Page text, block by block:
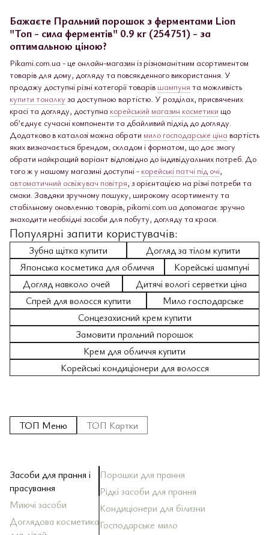
Бажаєте Пральний порошок з ферментами Lion
"Топ - сила ферментів" 0.9 кг (254751) - за
оптимальною ціною?
Pikami.com.ua - це онлайн-магазин із різноманітним асортиментом
товарів для дому, догляду та повсякденного використання. У
продажу доступні різні категорії товарів шампуня та можливість
купити тоналку за доступною вартістю. У розділах, присвячених
красі та догляду, доступна корейський магазин косметики що
об’єднує сучасні компоненти та дбайливий підхід до догляду.
Додатково в каталозі можна обрати мило господарське ціна вартість
яких визначається брендом, складом і форматом, що дає змогу
обрати найкращий варіант відповідно до індивідуальних потреб. До
того ж у нашому магазині доступні - корейські патчі під очі,
автоматичний освіжувач повітря, з орієнтацією на різні потреби та
смаки. Завдяки зручному пошуку, широкому асортименту та
стабільному оновленню товарів, pikami.com.ua допомагає зручно
знаходити необхідні засоби для побуту, догляду та краси.
Популярні запити користувачів:
Зубна щітка купити
Догляд за тілом купити
Японська косметика для обличчя
Корейські шампуні
Догляд навколо очей
Дитячі вологі серветки ціна
Спрей для волосся купити
Мило господарське
Сонцезахисний крем купити
Замовити пральний порошок
Крем для обличчя купити
Корейські кондиціонери для волосся
ТОП Меню ТОП Картки
Засоби для прання і
прасування
Миючі засоби
Доглядова косметика
Порошки для прання
Рідкі засоби для прання
Кондиціонери для білизни
Господарське мило